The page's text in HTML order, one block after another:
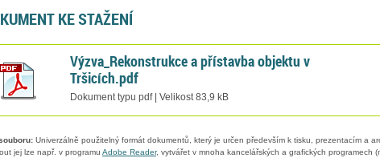
KE STAŽENÍ
Výzva_Rekonstrukce a přístavba objektu v
Tršicích.pdf
Dokument typu pdf | Velikost 83,9 kB
Univerzálně použitelný formát dokumentů, který je určen především k tisku, prezentacím a
jej lze např. v programu Adobe Reader, vytvářet v mnoha kancelářských a grafických programech